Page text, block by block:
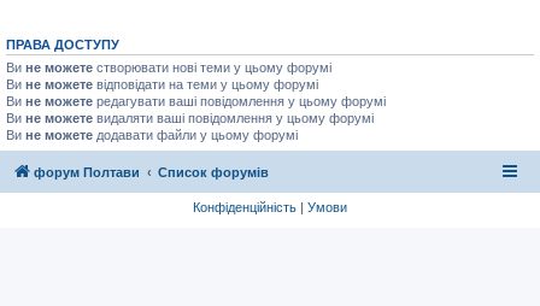
ПРАВА ДОСТУПУ
Ви не можете створювати нові теми у цьому форумі
Ви не можете відповідати на теми у цьому форумі
Ви не можете редагувати ваші повідомлення у цьому форумі
Ви не можете видаляти ваші повідомлення у цьому форумі
Ви не можете додавати файли у цьому форумі
форум Полтави Список форумів
Конфіденційність | Умови